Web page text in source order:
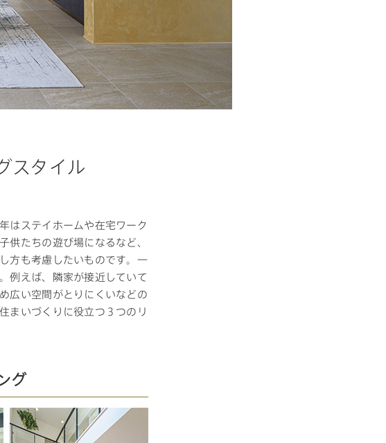
ルド 長期保証
スタイル
はステイホームや在宅ワーク
たちの遊び場になるなど、
方も考慮したいものです。一
例えば、隣家が接近していて
広い空間がとりにくいなどの
まいづくりに役立つ３つのリ
グ